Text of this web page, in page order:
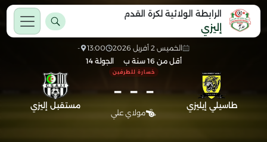
الرابطة الولائية لكرة القدم
إليزي
الخميس 2 أفريل 2026 13:00
-
أقل من 16 سنة ب
الجولة 14
طاسيلي إيليزي -
-
-
خسارة للطرفين
مولاي علي
مستقبل إليزي